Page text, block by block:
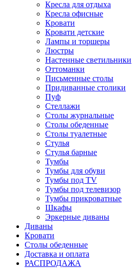
Кресла для отдыха
Кресла офисные
Кровати
Кровати детские
Лампы и торшеры
Люстры
Настенные светильники
Оттоманки
Письменные столы
Придиванные столики
Пуф
Стеллажи
Столы журнальные
Столы обеденные
Столы туалетные
Стулья
Стулья барные
Тумбы
Тумбы для обуви
Тумбы под TV
Тумбы под телевизор
Тумбы прикроватные
Шкафы
Эркерные диваны
Диваны
Кровати
Столы обеденные
Доставка и оплата
РАСПРОДАЖА